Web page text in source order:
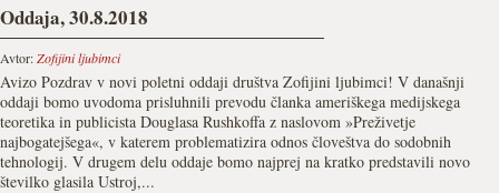
Oddaja, 30.8.2018
Avtor:Zofijini ljubimci
Avizo Pozdrav v novi poletni oddaji društva Zofijini ljubimci! V današnji
oddaji bomo uvodoma prisluhnili prevodu članka ameriškega medijskega
teoretika in publicista Douglasa Rushkoffa z naslovom »Preživetje
najbogatejšega«, v katerem problematizira odnos človeštva do sodobnih
tehnologij. V drugem delu oddaje bomo najprej na kratko predstavili novo
številko glasila Ustroj,...